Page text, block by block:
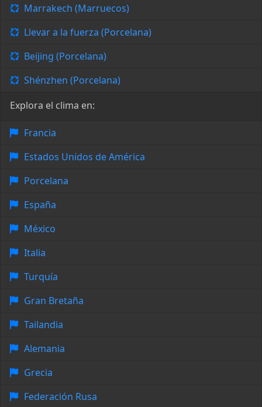
Marrakech (Marruecos)
Llevar a la fuerza (Porcelana)
Beijing (Porcelana)
Shénzhen (Porcelana)
Explora el clima en:
Francia
Estados Unidos de América
Porcelana
España
México
Italia
Turquía
Gran Bretaña
Tailandia
Alemania
Grecia
Federación Rusa